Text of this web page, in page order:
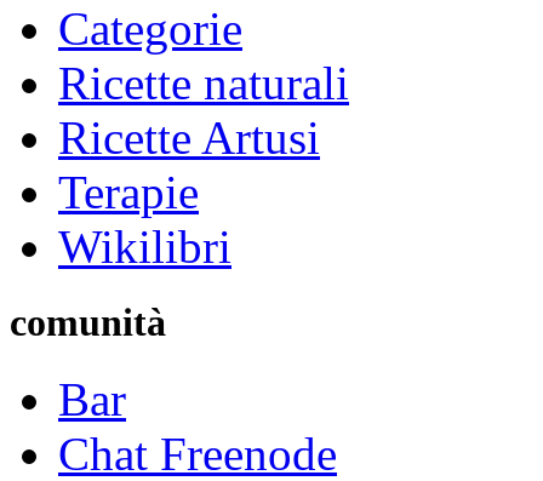
Categorie
Ricette naturali
Ricette Artusi
Terapie
Wikilibri
comunità
Bar
Chat Freenode